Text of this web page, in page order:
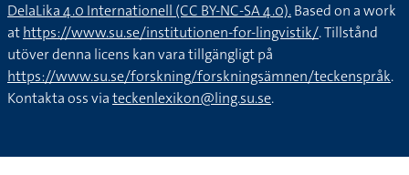
DelaLika 4.0 Internationell (CC BY-NC-SA 4.0).Based on a work
athttps://www.su.se/institutionen-for-lingvistik/. Tillstånd
utöver denna licens kan vara tillgängligt på
https://www.su.se/forskning/forskningsämnen/teckenspråk.
Kontakta oss viateckenlexikon@ling.su.se.